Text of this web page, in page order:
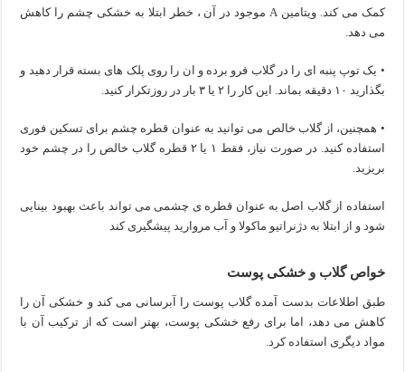
کمک می کند. ویتامین A موجود در آن ، خطر ابتلا به خشکی چشم را کاهش
می دهد.
• یک توپ پنبه ای را در گلاب فرو برده و ان را روی پلک های بسته قرار دهید و
بگذارید ۱۰ دقیقه بماند. این کار را ۲ یا ۳ بار در روزتکرار کنید.
• همچنین، از گلاب خالص می توانید به عنوان قطره چشم برای تسکین فوری
استفاده کنید. در صورت نیاز، فقط ۱ یا ۲ قطره گلاب خالص را در چشم خود
بریزید.
استفاده از گلاب اصل به عنوان قطره ی چشمی می تواند باعث بهبود بینایی
شود و از ابتلا به دژنراتیو ماکولا و آب مروارید پیشگیری کند
خواص گلاب و خشکی پوست
طبق اطلاعات بدست آمده گلاب پوست را آبرسانی می کند و خشکی آن را
کاهش می دهد، اما برای رفع خشکی پوست، بهتر است که از ترکیب آن با
مواد دیگری استفاده کرد.